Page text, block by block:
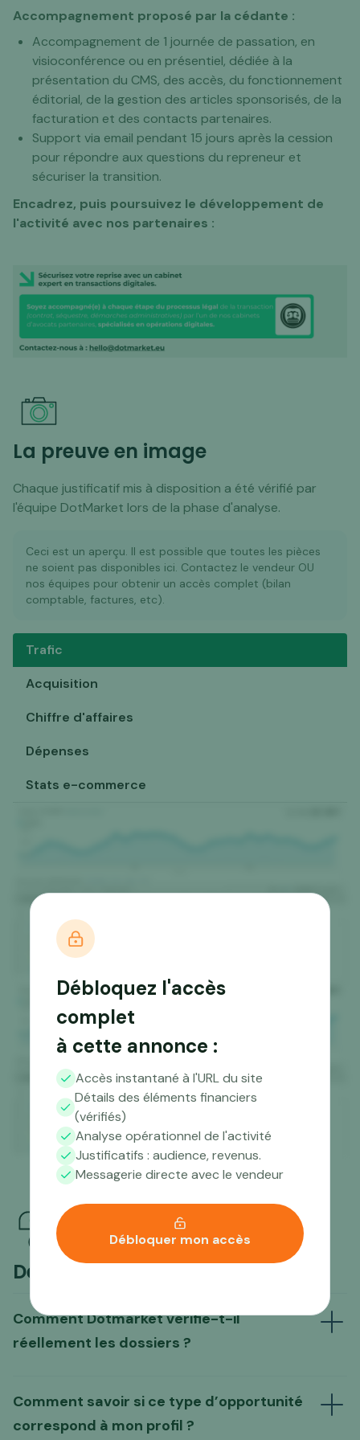
Accompagnement proposé par la cédante :
Accompagnement de 1 journée de passation, en
visioconférence ou en présentiel, dédiée à la
présentation du CMS, des accès, du fonctionnement
éditorial, de la gestion des articles sponsorisés, de la
facturation et des contacts partenaires.
Support via email pendant 15 jours après la cession
pour répondre aux questions du repreneur et
sécuriser la transition.
Encadrez, puis poursuivez le développement de
l'activité avec nos partenaires :
La preuve en image
Chaque justificatif mis à disposition a été vérifié par
l'équipe DotMarket lors de la phase d'analyse.
Ceci est un aperçu. Il est possible que toutes les pièces
ne soient pas disponibles ici. Contactez le vendeur OU
nos équipes pour obtenir un accès complet (bilan
comptable, factures, etc).
Trafic
Acquisition
Chiffre d'affaires
Dépenses
Stats e-commerce
Débloquez l'accès
complet
à cette annonce :
Accès instantané à l'URL du site
Détails des éléments financiers
(vérifiés)
Analyse opérationnel de l'activité
Justificatifs : audience, revenus.
Messagerie directe avec le vendeur
Débloquer mon accès
Des questions ?
Comment Dotmarket vérifie-t-il
réellement les dossiers ?
d’un travail de pré-
Comment savoir si ce type d’opportunité
correspond à mon profil ?